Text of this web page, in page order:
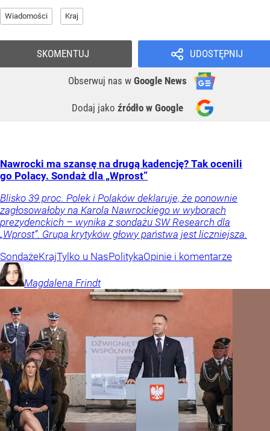
Wiadomości Kraj
UDOSTĘPNIJ
Obserwuj nas w Google News
Dodaj jako źródło w Google
SKOMENTUJ
Nawrocki ma szansę na drugą kadencję? Tak ocenili
go Polacy. Sondaż dla „Wprost”
Blisko 39 proc. Polek i Polaków deklaruje, że ponownie
zagłosowałoby na Karola Nawrockiego w wyborach
prezydenckich – wynika z sondażu SW Research dla
„Wprost”. Grupa krytyków głowy państwa jest liczniejsza.
SondażeKrajTylko u NasPolitykaOpinie i komentarze
Magdalena Frindt